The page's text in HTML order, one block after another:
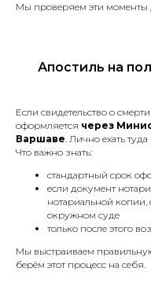
Мы проверяем эти моменты
Апостиль на
Если свидетельство о
оформляется через
Варшаве. Лично ехать
Что важно знать:
стандартный срок
если документ
нотариальной копии,
окружном суде
только после этого
Мы выстраиваем
берём этот процесс на себя.
продажи).
разного рода
и заявления.
Трудовая книжка.
Медицинские
и заключения.
Банковские
и справки.
Лицензии и
Документы,
(для получения
на жительство,